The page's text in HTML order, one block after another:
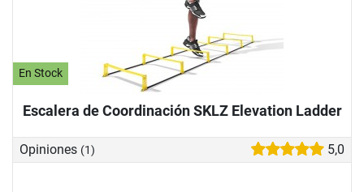
En Stock
Escalera de Coordinación SKLZ Elevation Ladder
Opiniones (1) 5,0